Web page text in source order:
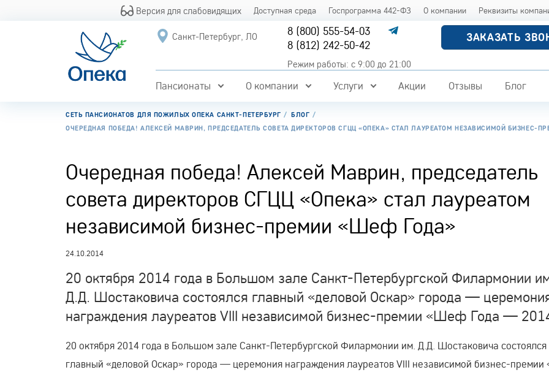
Версия для слабовидящих Доступная среда Госпрограмма 442-ФЗ О компании Реквизиты
Санкт-Петербург, ЛО
8 (800) 555-54-03
8 (812) 242-50-42
Режим работы: с 9:00 до 21:00
ЗАКАЗАТЬ
Пансионаты О компании Услуги Акции Отзывы Блог
СЕТЬ ПАНСИОНАТОВ ДЛЯ ПОЖИЛЫХ ОПЕКА САНКТ-ПЕТЕРБУРГ
БЛОГ
ОЧЕРЕДНАЯ ПОБЕДА! АЛЕКСЕЙ МАВРИН, ПРЕДСЕДАТЕЛЬ СОВЕТА ДИРЕКТОРОВ СГЦЦ «ОПЕКА» СТАЛ ЛАУРЕАТОМ НЕЗАВИСИМОЙ БИЗНЕС-
Очередная победа! Алексей Маврин, председатель
совета директоров СГЦЦ «Опека» стал лауреатом
независимой бизнес-премии «Шеф Года»
24.10.2014
20 октября 2014 года в Большом зале Санкт-Петербургской Филармонии
Д.Д. Шостаковича состоялся главный «деловой Оскар» города —
награждения лауреатов VIII независимой бизнес-премии «Шеф Года —
20 октября 2014 года в Большом зале Санкт-Петербургской Филармонии им. Д.Д. Шостаковича состоялся
главный «деловой Оскар» города — церемония награждения лауреатов VIII независимой бизнес-